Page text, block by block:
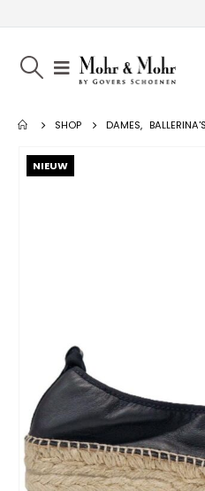
SHOP DAMES, BALLERINA'S
NIEUW